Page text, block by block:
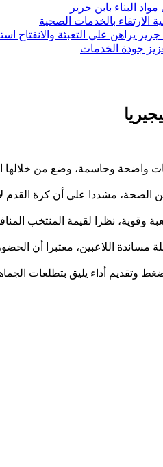
البناء بابن جرير
الارتقاء بالخدمات الصحية
يراهن على التعبئة والانفتاح
جودة الخدمات
واضحة وحاسمة، وضع من
مشددا على أن كرة القدم
وقوية، نظرا لقيمة المنتخب
مساندة اللاعبين، معتبرا أن
وتقديم أداء يليق بتطلعات